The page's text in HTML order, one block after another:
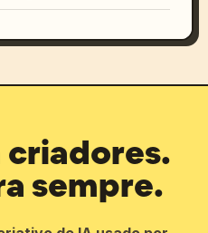
criadores.
sempre.